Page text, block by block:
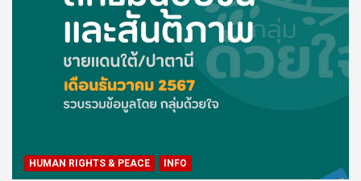
HUMAN RIGHTS & PEACE INFO